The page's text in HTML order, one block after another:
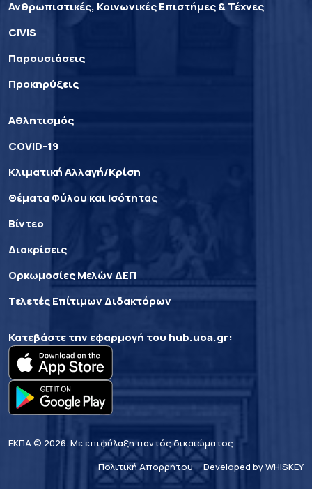
Ανθρωπιστικές, Κοινωνικές Επιστήμες & Τέχνες
CIVIS
Παρουσιάσεις
Προκηρύξεις
Αθλητισμός
COVID-19
Κλιματική Αλλαγή/Κρίση
Θέματα Φύλου και Ισότητας
Βίντεο
Διακρίσεις
Ορκωμοσίες Μελών ΔΕΠ
Τελετές Επίτιμων Διδακτόρων
Κατεβάστε την εφαρμογή του hub.uoa.gr:
ΕΚΠΑ © 2026. Με επιφύλαξη παντός δικαιώματος
Πολιτική Απορρήτου
Developed by WHISKEY